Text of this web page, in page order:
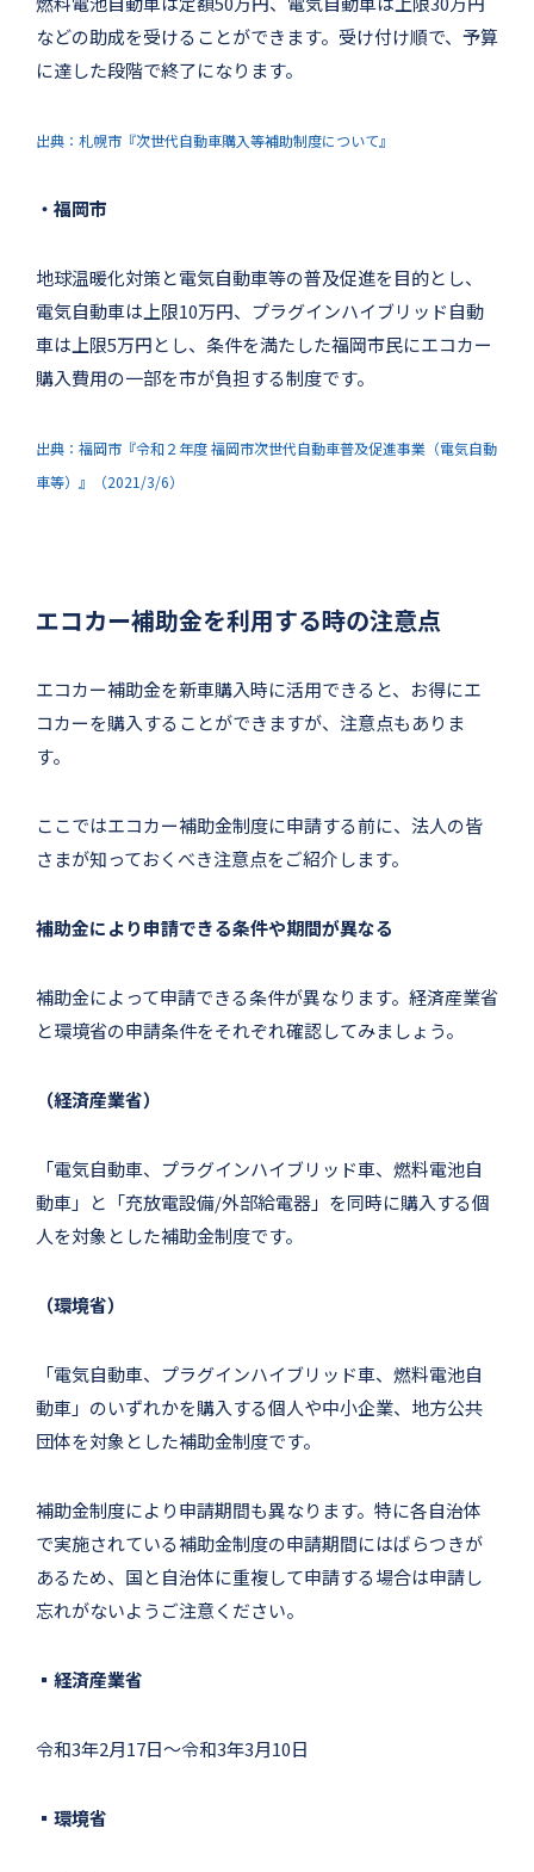
などの助成を受けることができます。受け付け順で、予算
に達した段階で終了になります。
出典：札幌市『次世代自動車購入等補助制度について』
・福岡市
地球温暖化対策と電気自動車等の普及促進を目的とし、
電気自動車は上限10万円、プラグインハイブリッド自動
車は上限5万円とし、条件を満たした福岡市民にエコカー
購入費用の一部を市が負担する制度です。
出典：福岡市『令和２年度 福岡市次世代自動車普及促進事業（電気自動
車等）』（2021/3/6）
エコカー補助金を利用する時の注意点
エコカー補助金を新車購入時に活用できると、お得にエ
コカーを購入することができますが、注意点もありま
す。
ここではエコカー補助金制度に申請する前に、法人の皆
さまが知っておくべき注意点をご紹介します。
補助金により申請できる条件や期間が異なる
補助金によって申請できる条件が異なります。経済産業省
と環境省の申請条件をそれぞれ確認してみましょう。
（経済産業省）
「電気自動車、プラグインハイブリッド車、燃料電池自
動車」と「充放電設備/外部給電器」を同時に購入する個
人を対象とした補助金制度です。
（環境省）
「電気自動車、プラグインハイブリッド車、燃料電池自
動車」のいずれかを購入する個人や中小企業、地方公共
団体を対象とした補助金制度です。
補助金制度により申請期間も異なります。特に各自治体
で実施されている補助金制度の申請期間にはばらつきが
あるため、国と自治体に重複して申請する場合は申請し
忘れがないようご注意ください。
▪経済産業省
令和3年2月17日～令和3年3月10日
▪環境省